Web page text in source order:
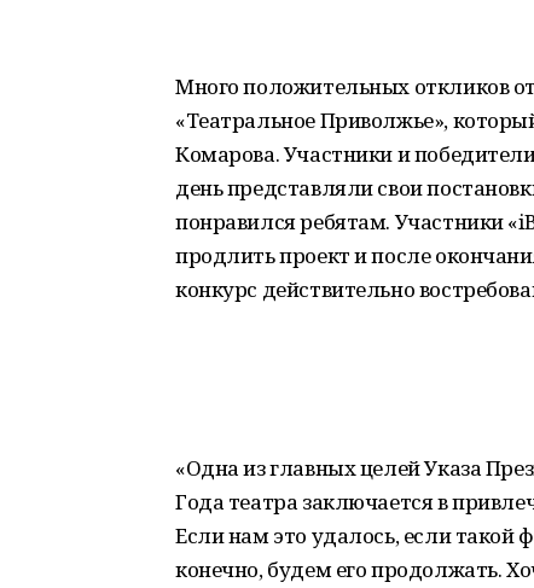
Много положительных откликов
«Театральное Приволжье»,
Комарова. Участники и
день представляли свои
понравился ребятам. Участники
продлить проект и после
конкурс действительно
«Одна из главных целей Указа
Года театра заключается в
Если нам это удалось, если
конечно, будем его продолжать.